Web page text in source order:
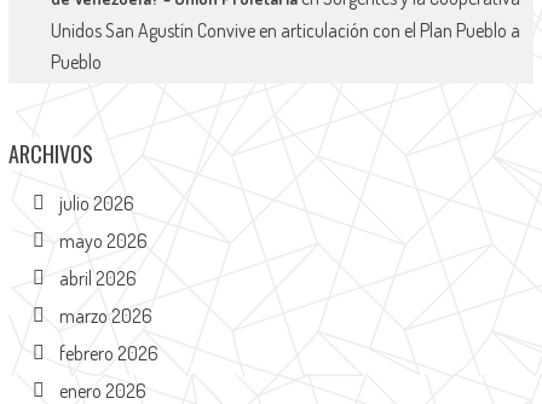
Unidos San Agustín Convive en articulación con el Plan Pueblo a
Pueblo
ARCHIVOS
julio 2026
mayo 2026
abril 2026
marzo 2026
febrero 2026
enero 2026